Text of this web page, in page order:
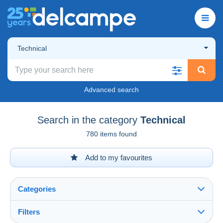
Technical
Advanced search
Search in the category Technical
780 items found
Add to my favourites
Categories
Filters